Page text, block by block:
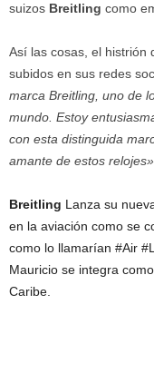
suizos Breitling como
Así las cosas, el histrión
subidos en sus redes
marca Breitling, uno de
mundo. Estoy
con esta distinguida
amante de estos relojes»
Breitling Lanza su
en la aviación como se
como lo llamarían #Air
Mauricio se integra
Caribe.